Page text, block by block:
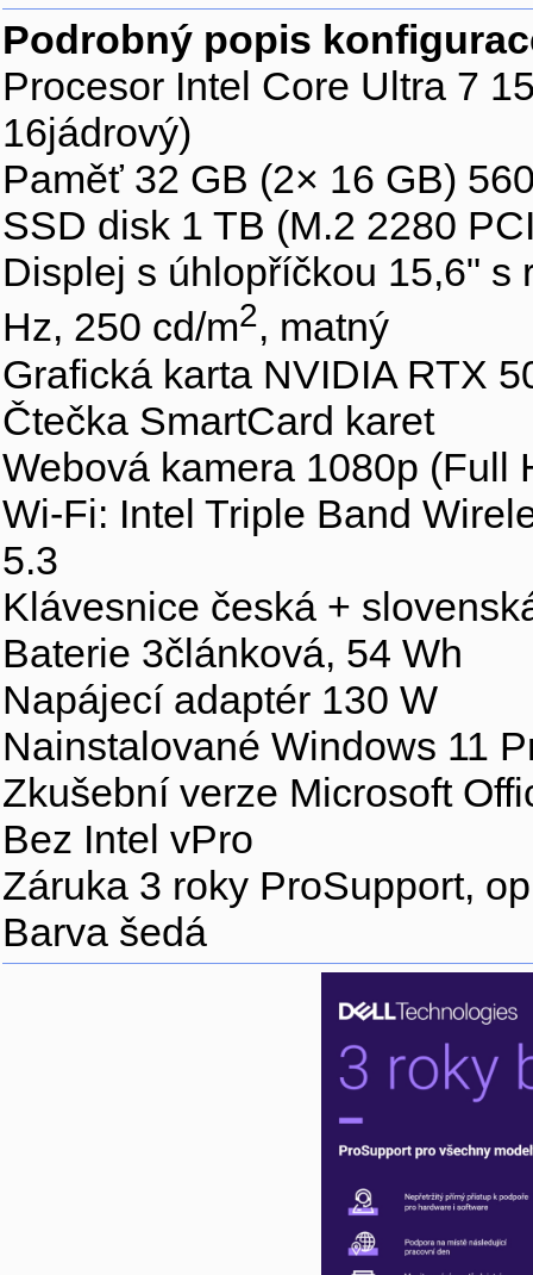
Podrobný popis
Procesor Intel Core Ultra 7
16jádrový)
Paměť 32 GB (2× 16 GB)
SSD disk 1 TB (M.2 2280
Displej s úhlopříčkou 15,6" s
Hz, 250 cd/m2, matný
Grafická karta NVIDIA RTX
Čtečka SmartCard karet
Webová kamera 1080p (Full
Wi-Fi: Intel Triple Band
5.3
Klávesnice česká +
Baterie 3článková, 54 Wh
Napájecí adaptér 130 W
Nainstalované Windows 11
Zkušební verze Microsoft
Bez Intel vPro
Záruka 3 roky ProSupport,
Barva šedá